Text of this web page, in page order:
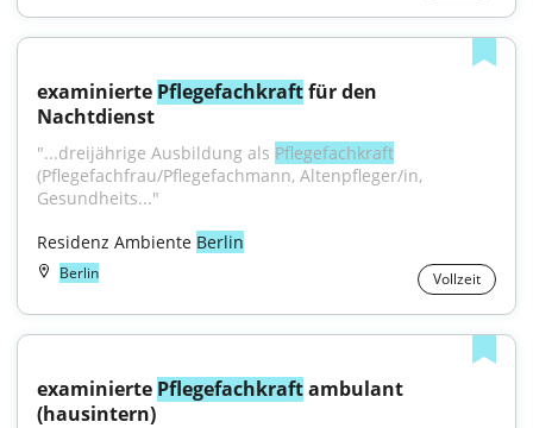
examinierte Pflegefachkraft für den
Nachtdienst
"...dreijährige Ausbildung als Pflegefachkraft
(Pflegefachfrau/Pflegefachmann, Altenpfleger/in,
Gesundheits..."
Residenz Ambiente Berlin
Berlin Vollzeit
examinierte Pflegefachkraft ambulant
(hausintern)